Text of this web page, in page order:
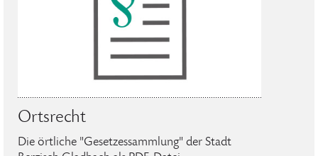
Ortsrecht
Die örtliche "Gesetzessammlung" der Stadt